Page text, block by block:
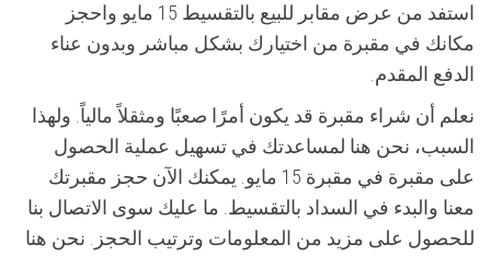
استفد من عرض مقابر للبيع بالتقسيط 15 مايو واحجز
مكانك في مقبرة من اختيارك بشكل مباشر وبدون عناء
الدفع المقدم.
نعلم أن شراء مقبرة قد يكون أمرًا صعبًا ومثقلاً مالياً. ولهذا
السبب، نحن هنا لمساعدتك في تسهيل عملية الحصول
على مقبرة في مقبرة 15 مايو. يمكنك الآن حجز مقبرتك
معنا والبدء في السداد بالتقسيط. ما عليك سوى الاتصال بنا
للحصول على مزيد من المعلومات وترتيب الحجز. نحن هنا